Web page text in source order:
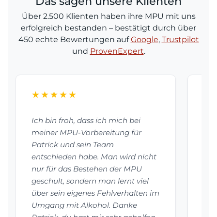
Über 2.500 Klienten haben ihre MPU mit uns
erfolgreich bestanden – bestätigt durch über
450 echte Bewertungen aufGoogle, Trustpilot
und ProvenExpert.
★★★★★
Ich bin froh, dass ich mich bei
meiner MPU-Vorbereitung für
Patrick und sein Team
entschieden habe. Man wird nicht
nur für das Bestehen der MPU
geschult, sondern man lernt viel
über sein eigenes Fehlverhalten im
Umgang mit Alkohol. Danke